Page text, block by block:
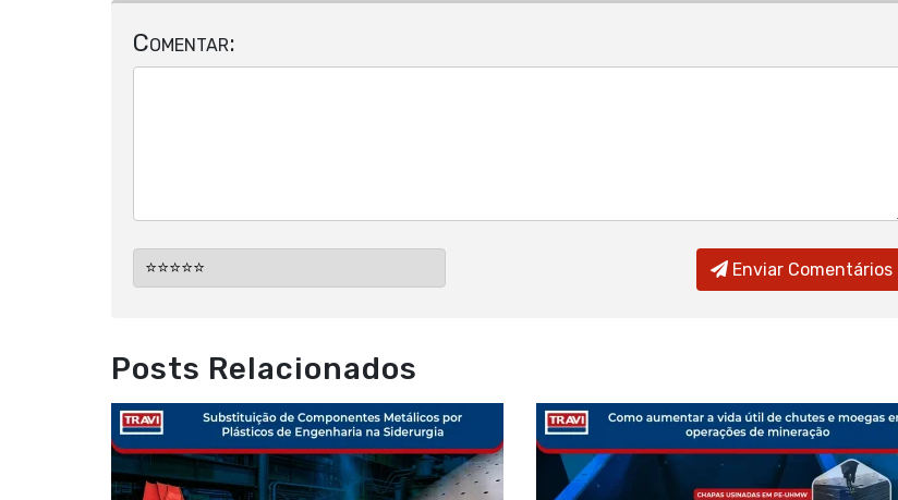
Comentar:
Enviar Comentários
Posts Relacionados